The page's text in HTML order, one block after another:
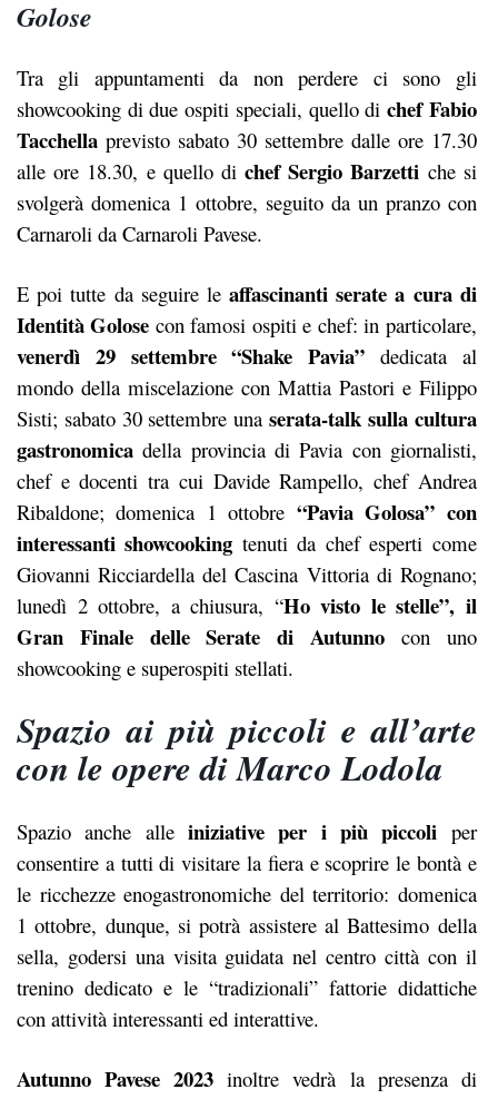
Golose
Tra gli appuntamenti da non perdere ci sono gli
showcooking di due ospiti speciali, quello dichef Fabio
Tacchella previsto sabato 30 settembre dalle ore 17.30
alle ore 18.30, e quello dichef Sergio Barzetti che si
svolgerà domenica 1 ottobre, seguito da un pranzo con
Carnaroli da Carnaroli Pavese.
E poi tutte da seguire leaffascinanti serate a cura di
Identità Golose con famosi ospiti e chef: in particolare,
venerdì 29 settembre “Shake Pavia” dedicata al
mondo della miscelazione con Mattia Pastori e Filippo
Sisti; sabato 30 settembre unaserata-talk sulla cultura
gastronomica della provincia di Pavia con giornalisti,
chef e docenti tra cui Davide Rampello, chef Andrea
Ribaldone; domenica 1 ottobre “Pavia Golosa” con
interessanti showcooking tenuti da chef esperti come
Giovanni Ricciardella del Cascina Vittoria di Rognano;
lunedì 2 ottobre, a chiusura, “Ho visto le stelle”, il
Gran Finale delle Serate di Autunno con uno
showcooking e superospiti stellati.
Spazio ai più piccoli e all’arte
con le opere di Marco Lodola
Spazio anche alleiniziative per i più piccoli per
consentire a tutti di visitare la fiera e scoprire le bontà e
le ricchezze enogastronomiche del territorio: domenica
1 ottobre, dunque, si potrà assistere al Battesimo della
sella, godersi una visita guidata nel centro città con il
trenino dedicato e le “tradizionali” fattorie didattiche
con attività interessanti ed interattive.
Autunno Pavese 2023 inoltre vedrà la presenza di